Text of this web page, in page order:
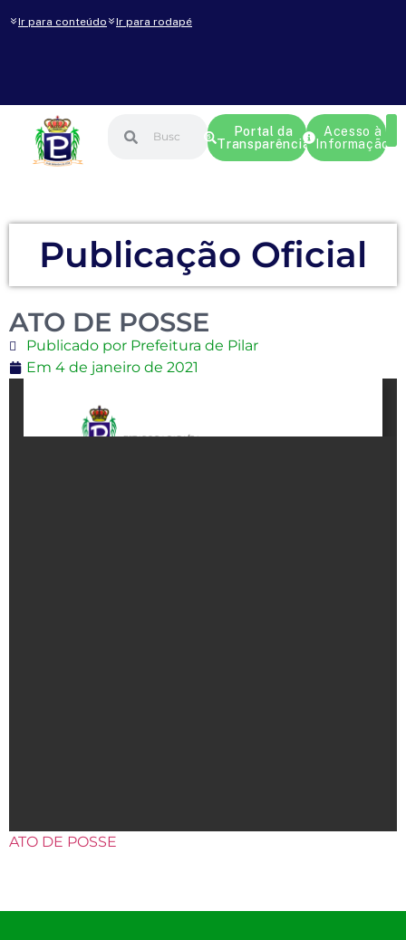
Ir para conteúdo Ir para rodapé
Portal da
Transparência
Acesso à
Informação
Publicação Oficial
ATO DE POSSE
Publicado por Prefeitura de Pilar
Em 4 de janeiro de 2021
ATO DE POSSE